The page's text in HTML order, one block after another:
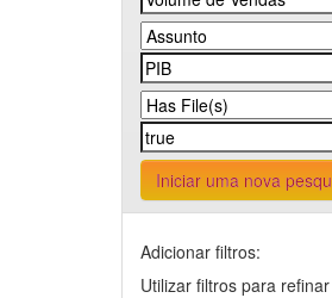
Iniciar uma nova
Adicionar filtros:
Utilizar filtros para